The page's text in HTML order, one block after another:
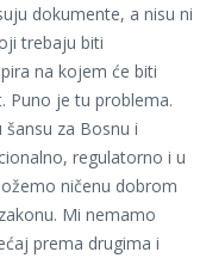
dokumente, a nisu ni
trebaju biti
na kojem će biti
Puno je tu problema.
za Bosnu i
regulatorno i u
ničenu dobrom
Mi nemamo
prema drugima i